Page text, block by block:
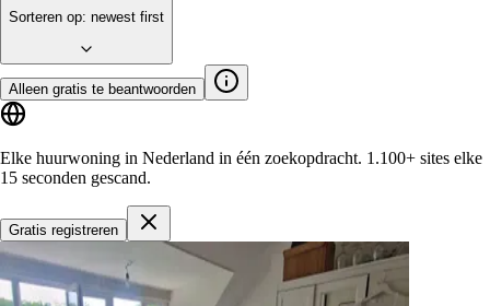
Sorteren op: newest first
Alleen gratis te beantwoorden
Elke huurwoning in Nederland in één zoekopdracht. 1.100+ sites elke
15 seconden gescand.
Gratis registreren